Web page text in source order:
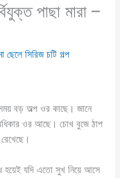
পাছা মারা –
ছেলে সিরিজ চটি গল্প
বড় অল্প ওর কাছে। জানে
ওর আছে। চোখ বুজে ঠাপ
হয়েই যদি এতো সুখ নিয়ে আসে